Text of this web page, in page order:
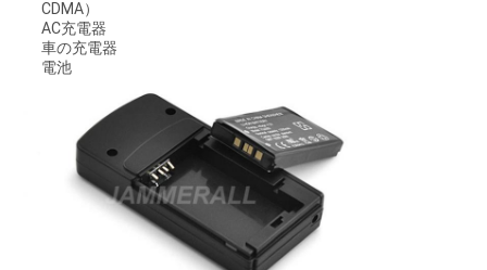
CDMA）
AC充電器
車の充電器
電池